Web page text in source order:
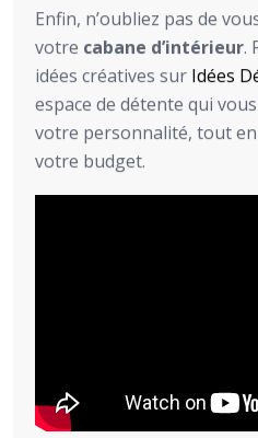
Enfin, n’oubliez pas de
votre cabane d’intérieur.
idées créatives sur Idées
espace de détente qui
votre personnalité, tout en
votre budget.